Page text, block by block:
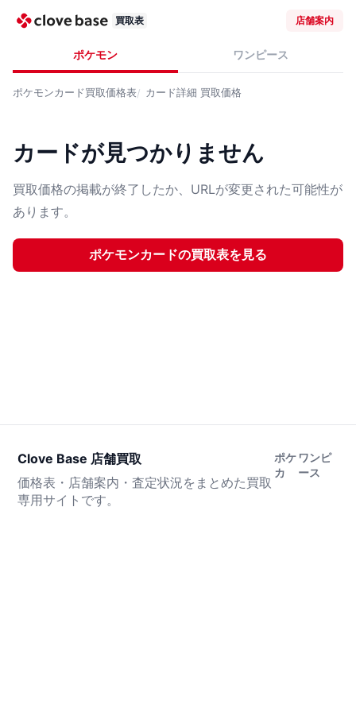
買取表 店舗案内
ポケモン ワンピース
ポケモンカード買取価格表 カード詳細 買取価格
カードが見つかりません
買取価格の掲載が終了したか、URLが変更された可能性が
あります。
ポケモンカードの買取表を見る
Clove Base 店舗買取
価格表・店舗案内・査定状況をまとめた買取
専用サイトです。
ポケ
カ
ワンピ
ース